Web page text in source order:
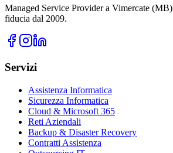
Managed Service Provider a Vimercate
fiducia dal 2009.
Servizi
Assistenza Informatica
Sicurezza Informatica
Cloud & Microsoft 365
Reti Aziendali
Backup & Disaster Recovery
Contratti Assistenza